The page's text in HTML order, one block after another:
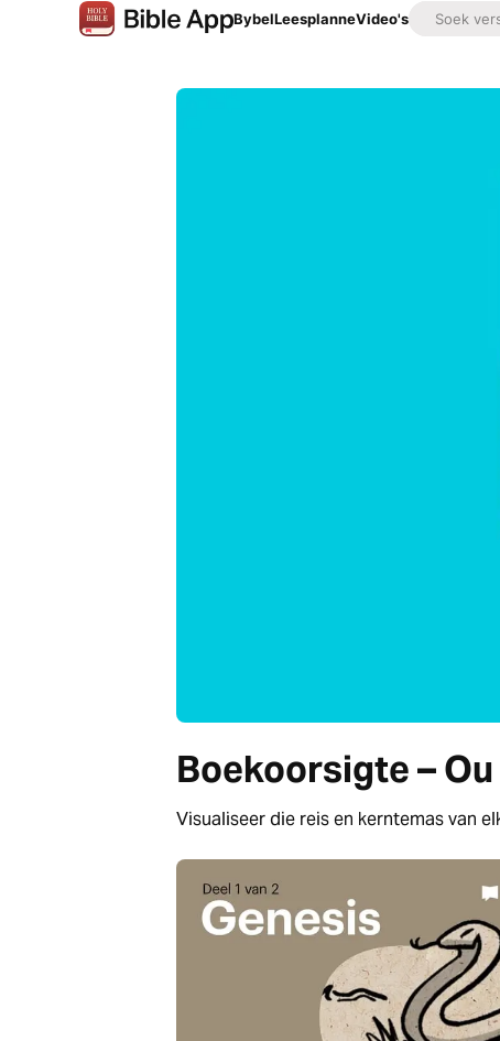
BybelLeesplanneVideo's
Boekoorsigte –
Visualiseer die reis en kerntemas van